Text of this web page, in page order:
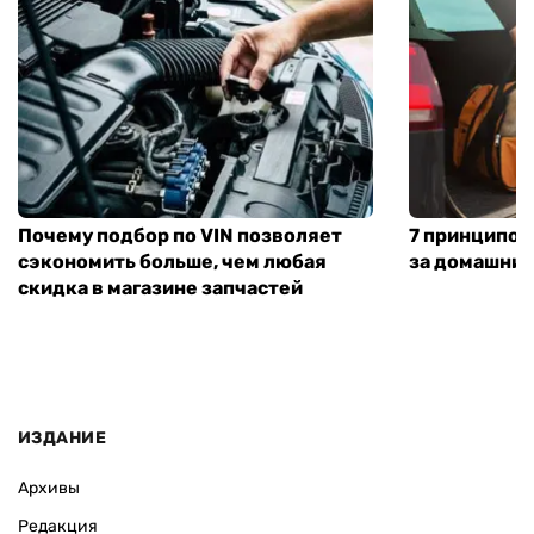
Почему подбор по VIN позволяет
сэкономить больше, чем любая
скидка в магазине запчастей
7
за
ИЗДАНИЕ
Архивы
Редакция